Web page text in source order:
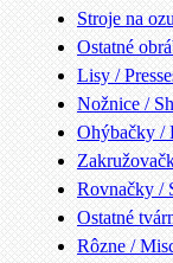
Stroje na
Ostatné
Lisy /
Nožnice /
Ohýbačky /
Rovnačky /
Ostatné
Rôzne /